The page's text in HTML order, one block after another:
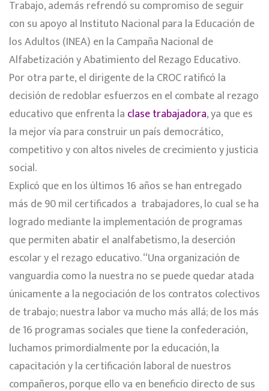
Trabajo, además refrendó su compromiso de seguir
con su apoyo al Instituto Nacional para la Educación de
los Adultos (INEA) en la Campaña Nacional de
Alfabetización y Abatimiento del Rezago Educativo.
Por otra parte, el dirigente de la CROC ratificó la
decisión de redoblar esfuerzos en el combate al rezago
educativo que enfrenta la clase trabajadora, ya que es
la mejor vía para construir un país democrático,
competitivo y con altos niveles de crecimiento y justicia
social.
Explicó que en los últimos 16 años se han entregado
más de 90 mil certificados a trabajadores, lo cual se ha
logrado mediante la implementación de programas
que permiten abatir el analfabetismo, la deserción
escolar y el rezago educativo. “Una organización de
vanguardia como la nuestra no se puede quedar atada
únicamente a la negociación de los contratos colectivos
de trabajo; nuestra labor va mucho más allá; de los más
de 16 programas sociales que tiene la confederación,
luchamos primordialmente por la educación, la
capacitación y la certificación laboral de nuestros
compañeros, porque ello va en beneficio directo de sus